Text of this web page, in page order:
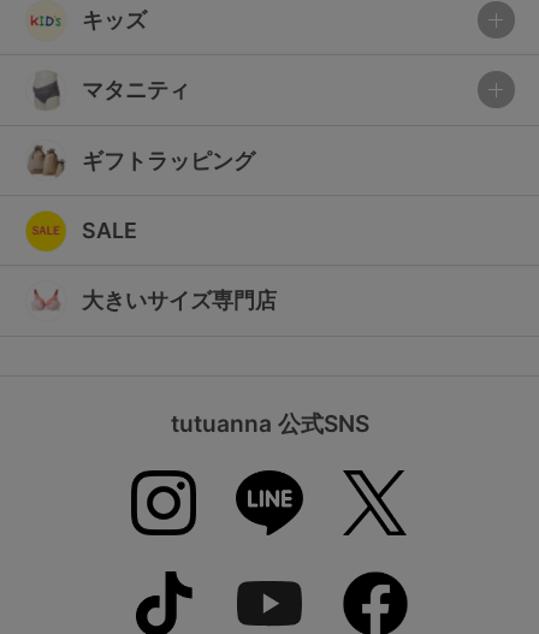
キッズ
マタニティ
ギフトラッピング
SALE
大きいサイズ専門店
tutuanna 公式SNS